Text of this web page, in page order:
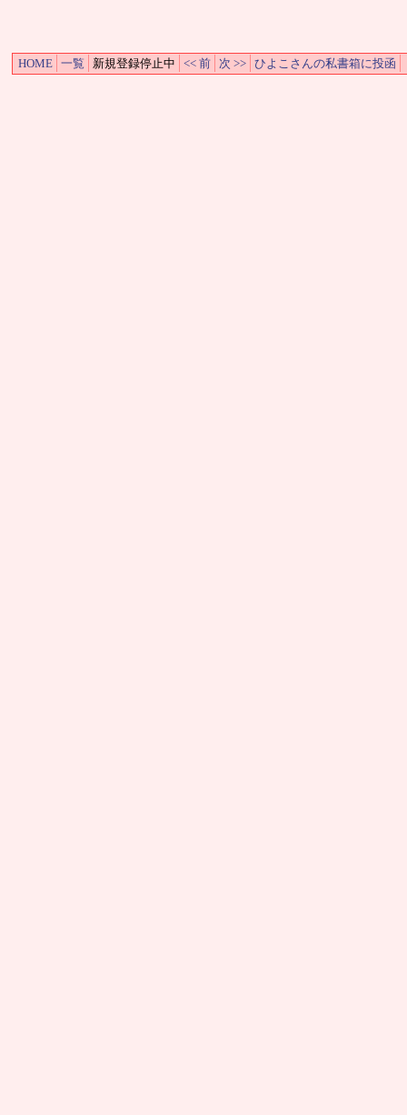
HOME 一覧 新規登録停止中 << 前 次 >> ひよこさんの私書箱に投函